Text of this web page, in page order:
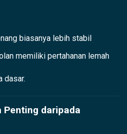
biasanya lebih stabil
memiliki pertahanan lemah
dasar.
Penting daripada